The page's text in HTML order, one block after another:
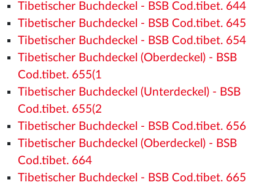
Tibetischer Buchdeckel - BSB Cod.tibet. 644
Tibetischer Buchdeckel - BSB Cod.tibet. 645
Tibetischer Buchdeckel - BSB Cod.tibet. 654
Tibetischer Buchdeckel (Oberdeckel) - BSB
Cod.tibet. 655(1
Tibetischer Buchdeckel (Unterdeckel) - BSB
Cod.tibet. 655(2
Tibetischer Buchdeckel - BSB Cod.tibet. 656
Tibetischer Buchdeckel (Oberdeckel) - BSB
Cod.tibet. 664
Tibetischer Buchdeckel - BSB Cod.tibet. 665